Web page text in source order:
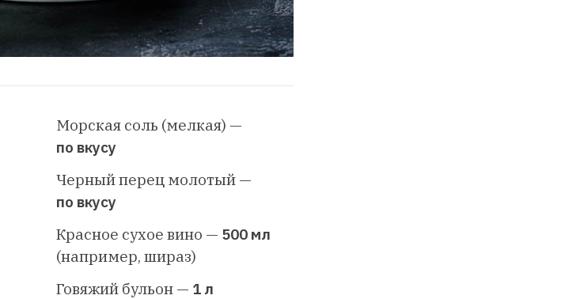
Морская соль (мелкая) —
по вкусу
Черный перец молотый —
по вкусу
Красное сухое вино — 500 мл
(например, шираз)
Говяжий бульон — 1 л